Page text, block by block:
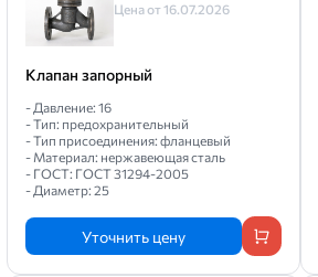
Цена от 16.07.2026
Клапан запорный
- Давление: 16
- Тип: предохранительный
- Тип присоединения: фланцевый
- Материал: нержавеющая сталь
- ГОСТ: ГОСТ 31294-2005
- Диаметр: 25
Уточнить цену